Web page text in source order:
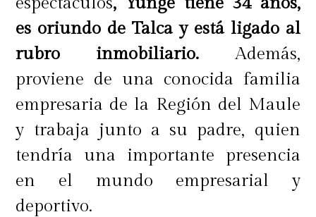
es oriundo de Talca y está ligado al
rubro inmobiliario. Además,
proviene de una conocida familia
empresaria de la Región del Maule
y trabaja junto a su padre, quien
tendría una importante presencia
en el mundo empresarial y
deportivo.